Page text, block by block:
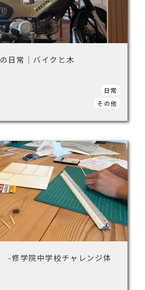
日常｜バイクと木
日常
その他
-修学院中学校チャレンジ体